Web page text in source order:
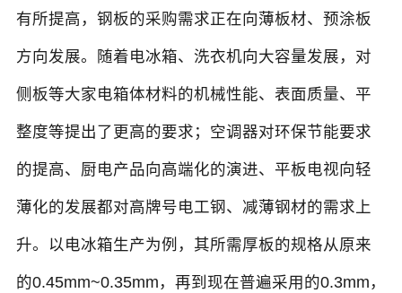
有所提高，钢板的采购需求正在向薄板材、预涂板
方向发展。随着电冰箱、洗衣机向大容量发展，对
侧板等大家电箱体材料的机械性能、表面质量、平
整度等提出了更高的要求；空调器对环保节能要求
的提高、厨电产品向高端化的演进、平板电视向轻
薄化的发展都对高牌号电工钢、减薄钢材的需求上
升。以电冰箱生产为例，其所需厚板的规格从原来
的0.45mm~0.35mm，再到现在普遍采用的0.3mm，